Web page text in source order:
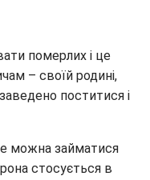
померлих і це
– своїй родині,
поститися і
можна займатися
стосується в